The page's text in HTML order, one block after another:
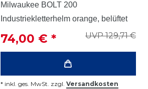
Milwaukee BOLT 200
Industriekletterhelm orange, belüftet
UVP 129,71 €
74,00 € *
* inkl. ges. MwSt. zzgl. Versandkosten